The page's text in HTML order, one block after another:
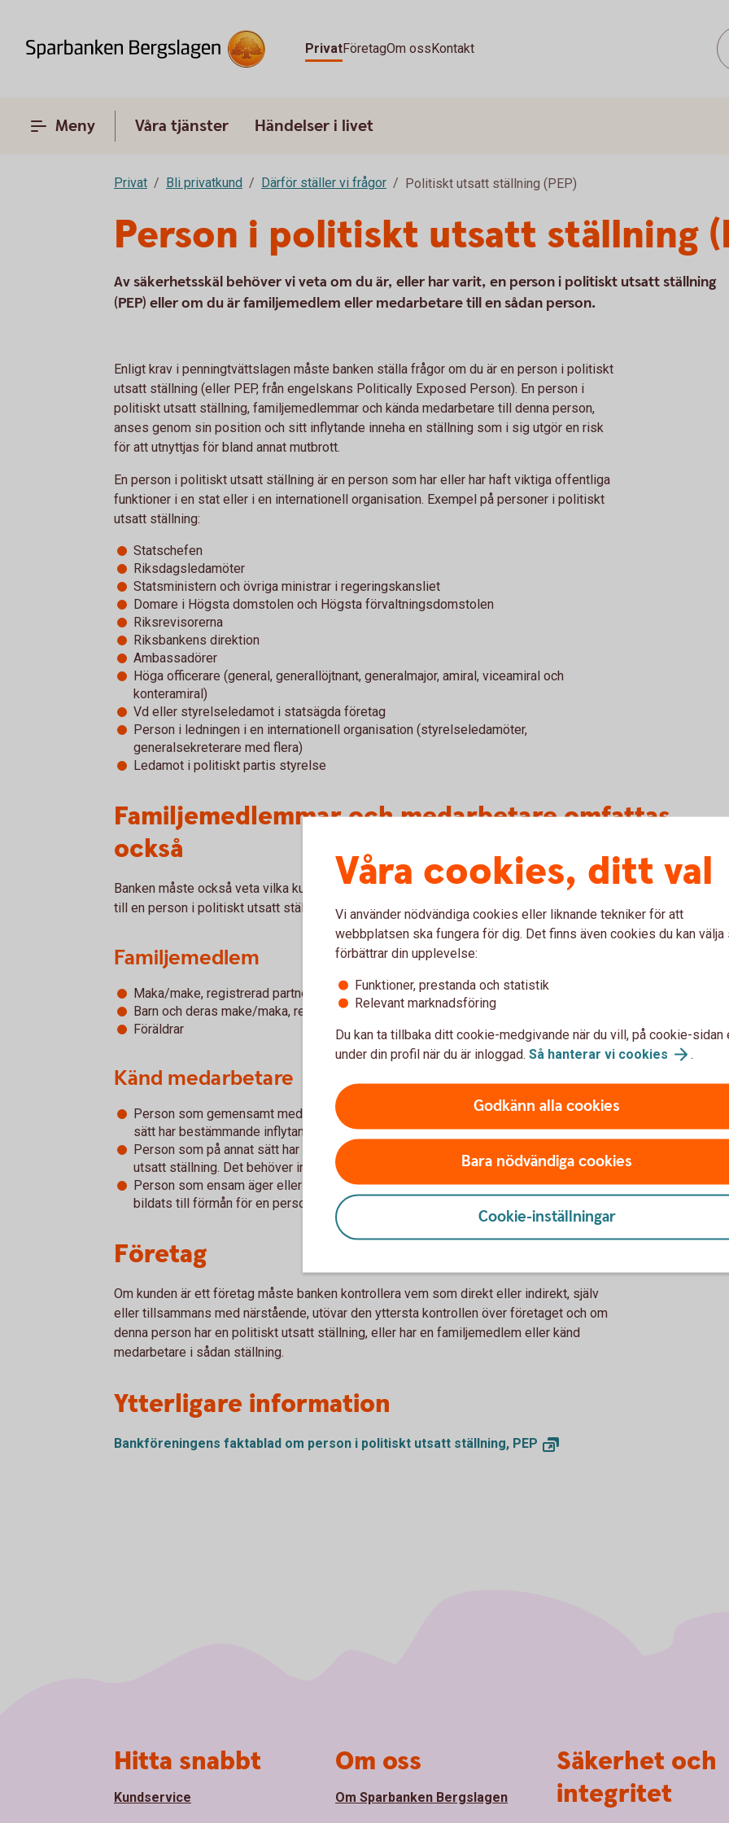
PrivatFöretagOm ossKontakt
Meny Våra tjänster Händelser i livet
Privat Bli privatkund Därför ställer vi frågor Politiskt utsatt ställning (PEP)
Person i politiskt utsatt ställning
Av säkerhetsskäl behöver vi veta om du är, eller har varit, en person i politiskt utsatt ställning
(PEP) eller om du är familjemedlem eller medarbetare till en sådan person.
Enligt krav i penningtvättslagen måste banken ställa frågor om du är en person i politiskt
utsatt ställning (eller PEP, från engelskans Politically Exposed Person). En person i
politiskt utsatt ställning, familjemedlemmar och kända medarbetare till denna person,
anses genom sin position och sitt inflytande inneha en ställning som i sig utgör en risk
för att utnyttjas för bland annat mutbrott.
En person i politiskt utsatt ställning är en person som har eller har haft viktiga offentliga
funktioner i en stat eller i en internationell organisation. Exempel på personer i politiskt
utsatt ställning:
Statschefen
Riksdagsledamöter
Statsministern och övriga ministrar i regeringskansliet
Domare i Högsta domstolen och Högsta förvaltningsdomstolen
Riksrevisorerna
Riksbankens direktion
Ambassadörer
Höga officerare (general, generallöjtnant, generalmajor, amiral, viceamiral och
konteramiral)
Vd eller styrelseledamot i statsägda företag
Person i ledningen i en internationell organisation (styrelseledamöter,
generalsekreterare med flera)
Ledamot i politiskt partis styrelse
Familjemedlemmar och medarbetare omfattas
också
Banken måste också veta vilka kunder som är familjemedlemmar och kända medarbetare
till en person i politiskt utsatt ställning.
Familjemedlem
Maka/make, registrerad partner, sambo
Barn och deras make/maka, registrerade partner eller sambo
Föräldrar
Känd medarbetare
Person som gemensamt med en person i politiskt utsatt ställning äger eller på annat
sätt har bestämmande inflytande över ett företag.
Person som på annat sätt har eller har haft nära förbindelse med en person i politiskt
utsatt ställning. Det behöver inte vara fråga om en affärsförbindelse.
Person som ensam äger eller utövar inflytande över ett företag som egentligen har
bildats till förmån för en person i politiskt utsatt ställning.
Företag
Om kunden är ett företag måste banken kontrollera vem som direkt eller indirekt, själv
eller tillsammans med närstående, utövar den yttersta kontrollen över företaget och om
denna person har en politiskt utsatt ställning, eller har en familjemedlem eller känd
medarbetare i sådan ställning.
Ytterligare information
Bankföreningens faktablad om person i politiskt utsatt ställning, PEP
Våra cookies, ditt val
Vi använder nödvändiga cookies eller liknande tekniker för att
webbplatsen ska fungera för dig. Det finns även cookies du kan välja
förbättrar din upplevelse:
Funktioner, prestanda och statistik
Relevant marknadsföring
Du kan ta tillbaka ditt cookie-medgivande när du vill, på cookie-sidan
under din profil när du är inloggad. Så hanterar vi cookies .
Godkänn alla cookies
Bara nödvändiga cookies
Cookie-inställningar
Hitta snabbt
Kundservice
Om oss
Om Sparbanken Bergslagen
Säkerhet och
integritet